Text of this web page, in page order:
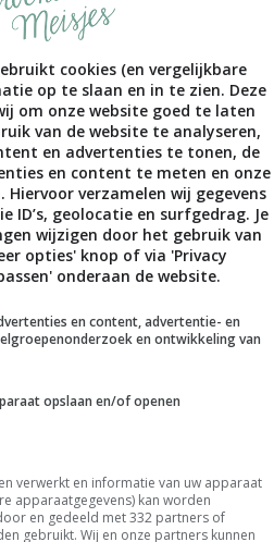
kunnen we daarover
we vaak een kort en
worden, om
90 dagen. Dit is wel
cookies (en vergelijkbare
op te slaan en in te zien. Deze
om onze website goed te laten
van de website te analyseren,
en advertenties te tonen, de
en content te meten en onze
verzamelen wij gegevens
ID’s, geolocatie en surfgedrag. Je
wijzigen door het gebruik van
opties' knop of via 'Privacy
onderaan de website.
en content, advertentie- en
en ontwikkeling van
opslaan en/of openen
verwerkt en informatie van uw apparaat
apparaatgegevens) kan worden
en gedeeld met 332 partners of
gebruikt. Wij en onze partners kunnen